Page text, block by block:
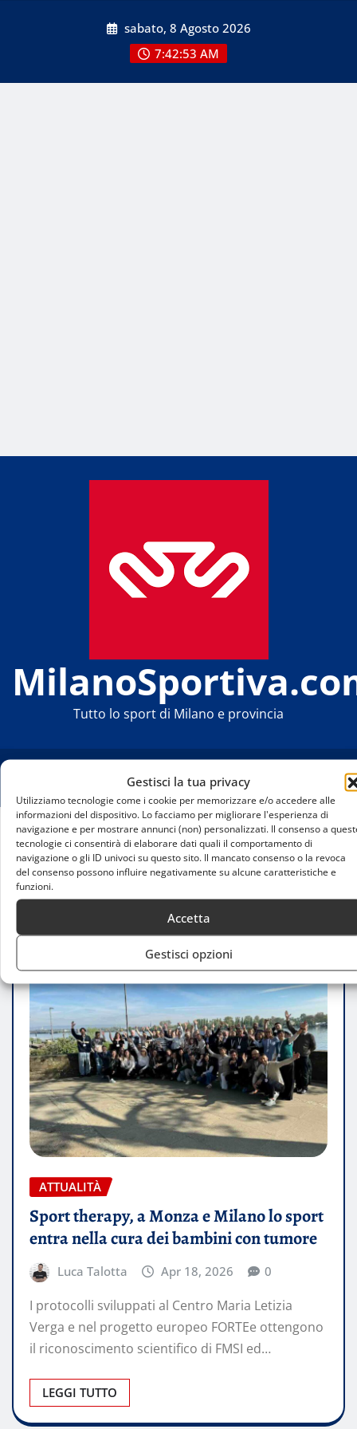
Gestisci la tua privacy
Utilizziamo tecnologie come i cookie per memorizzare e/o accedere alle
informazioni del dispositivo. Lo facciamo per migliorare l'esperienza di
navigazione e per mostrare annunci (non) personalizzati. Il consenso a
tecnologie ci consentirà di elaborare dati quali il comportamento di
navigazione o gli ID univoci su questo sito. Il mancato consenso o la revoca
del consenso possono influire negativamente su alcune caratteristiche e
funzioni.
Accetta
Gestisci opzioni
sabato, 8 Agosto 2026
7:42:53 AM
Tutto lo sport di Milano e provincia
Home
Sport therapy, a Monza e Milano lo sport entra
nella cura dei bambini con tumore
ATTUALITÀ
Sport therapy, a Monza e Milano lo sport
entra nella cura dei bambini con tumore
Luca Talotta Apr 18, 2026 0
I protocolli sviluppati al Centro Maria Letizia
Verga e nel progetto europeo FORTEe ottengono
il riconoscimento scientifico di FMSI ed…
LEGGI TUTTO